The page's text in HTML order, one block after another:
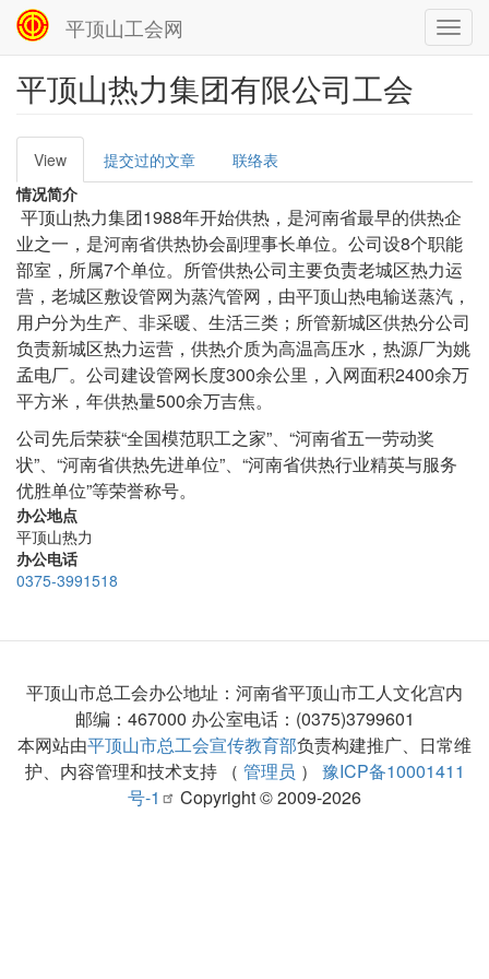
平顶山工会网
平顶山热力集团有限公司工会
Primary
tabs
View 提交过的文章
联络表
情况简介
平顶山热力集团1988年开始供热，是河南省最早的供热企
业之一，是河南省供热协会副理事长单位。公司设8个职能
部室，所属7个单位。所管供热公司主要负责老城区热力运
营，老城区敷设管网为蒸汽管网，由平顶山热电输送蒸汽，
用户分为生产、非采暖、生活三类；所管新城区供热分公司
负责新城区热力运营，供热介质为高温高压水，热源厂为姚
孟电厂。公司建设管网长度300余公里，入网面积2400余万
平方米，年供热量500余万吉焦。
公司先后荣获“全国模范职工之家”、“河南省五一劳动奖
状”、“河南省供热先进单位”、“河南省供热行业精英与服务
优胜单位”等荣誉称号。
办公地点
平顶山热力
办公电话
0375-3991518
平顶山市总工会办公地址：河南省平顶山市工人文化宫内
邮编：467000 办公室电话：(0375)3799601
本网站由平顶山市总工会宣传教育部负责构建推广、日常维
护、内容管理和技术支持 （ 管理员 ） 豫ICP备10001411
号-1
Copyright © 2009-2026